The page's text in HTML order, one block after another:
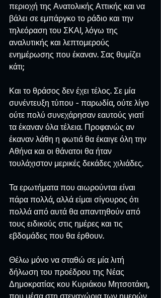
περιοχή της Ανατολικής Αττικής και να
βάλει σε εμπάργκο το ράδιο και την
τηλεόραση του ΣΚΑΙ, λόγω της
αναλυτικής και λεπτομερούς
ενημέρωσης που έκαναν. Σας θυμίζει
κάτι;
Και το θράσος δεν έχει τέλος. Σε μία
συνέντευξη τύπου - παρωδία, ούτε λίγο
ούτε πολύ συνεχάρησαν εαυτούς γιατί
τα έκαναν όλα τέλεια. Προφανώς αν
έκαναν λάθη η φωτιά θα έκαιγε όλη την
Αθήνα και οι θάνατοι θα ήταν
τουλάχιστον μερικές δεκάδες χιλιάδες.
Τα ερωτήματα που αιωρούνται είναι
πάρα πολλά, αλλά είμαι σίγουρος ότι
πολλά από αυτά θα απαντηθούν από
τους ειδικούς στις ημέρες και τις
εβδομάδες που θα έρθουν.
Θέλω μόνο να σταθώ σε μία λιτή
δήλωση του προέδρου της Νέας
Δημοκρατίας κου Κυριάκου Μητσοτάκη,